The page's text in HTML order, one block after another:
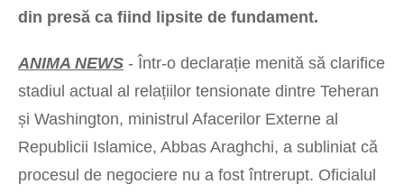
din presă ca fiind lipsite de fundament.
ANIMA NEWS - Într-o declarație menită să clarifice
stadiul actual al relațiilor tensionate dintre Teheran
și Washington, ministrul Afacerilor Externe al
Republicii Islamice, Abbas Araghchi, a subliniat că
procesul de negociere nu a fost întrerupt. Oficialul